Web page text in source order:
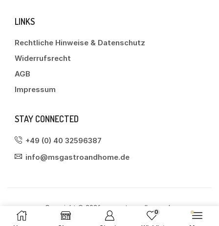
LINKS
Rechtliche Hinweise & Datenschutz
Widerrufsrecht
AGB
Impressum
STAY CONNECTED
+49 (0) 40 32596387
info@msgastroandhome.de
Copyright © 2026 msgastroandhome.de
0